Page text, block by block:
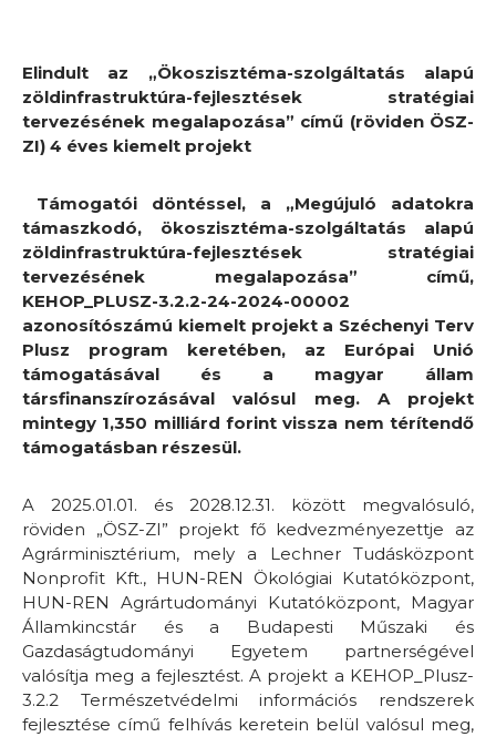
Elindult az „Ökoszisztéma-szolgáltatás alapú
zöldinfrastruktúra-fejlesztések stratégiai
tervezésének megalapozása” című (röviden ÖSZ-
ZI) 4 éves kiemelt projekt
Támogatói döntéssel, a „Megújuló adatokra
támaszkodó, ökoszisztéma-szolgáltatás alapú
zöldinfrastruktúra-fejlesztések stratégiai
tervezésének megalapozása” című,
KEHOP_PLUSZ-3.2.2-24-2024-00002
azonosítószámú kiemelt projekt a Széchenyi Terv
Plusz program keretében, az Európai Unió
támogatásával és a magyar állam
társfinanszírozásával valósul meg. A projekt
mintegy 1,350 milliárd forint vissza nem térítendő
támogatásban részesül.
A 2025.01.01. és 2028.12.31. között megvalósuló,
röviden „ÖSZ-ZI” projekt fő kedvezményezettje az
Agrárminisztérium, mely a Lechner Tudásközpont
Nonprofit Kft., HUN-REN Ökológiai Kutatóközpont,
HUN-REN Agrártudományi Kutatóközpont, Magyar
Államkincstár és a Budapesti Műszaki és
Gazdaságtudományi Egyetem partnerségével
valósítja meg a fejlesztést. A projekt a KEHOP_Plusz-
3.2.2 Természetvédelmi információs rendszerek
fejlesztése című felhívás keretein belül valósul meg,